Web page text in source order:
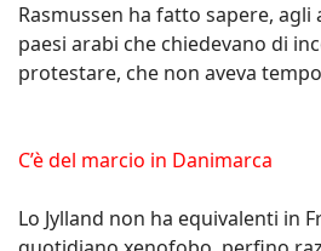
Rasmussen ha fatto sapere,
paesi arabi che chiedevano di
protestare, che non aveva
C’è del marcio in Danimarca
Lo Jylland non ha equivalenti in